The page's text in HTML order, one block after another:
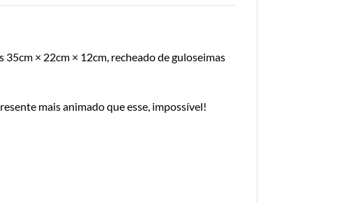
× 22cm × 12cm, recheado de guloseimas
mais animado que esse, impossível!